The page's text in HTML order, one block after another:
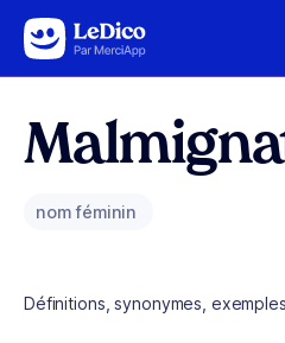
Aller au contenu
nom féminin
Définitions, synonymes,